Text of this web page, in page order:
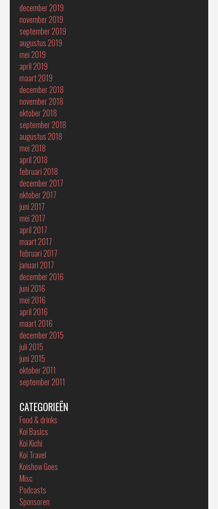
december 2019
november 2019
september 2019
augustus 2019
mei 2019
april 2019
maart 2019
december 2018
november 2018
oktober 2018
september 2018
augustus 2018
mei 2018
april 2018
februari 2018
december 2017
oktober 2017
juni 2017
mei 2017
april 2017
maart 2017
februari 2017
januari 2017
december 2016
juni 2016
mei 2016
april 2016
maart 2016
december 2015
juli 2015
juni 2015
oktober 2011
september 2011
CATEGORIEËN
Food & drinks
Koi Basics
Koi Kichi
Koi Travel
Koishow Goes
Misc
Podcasts
Sponsoren